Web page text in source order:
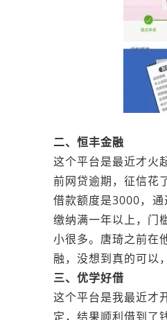
二、恒丰金融
这个平台是最近才火
前网贷逾期，征信花
借款额度是3000，
缴纳满一年以上，门
小很多。唐琦之前在
融，没想到真的可以
三、优学好借
这个平台是我最近才
定，结果顺利借到了